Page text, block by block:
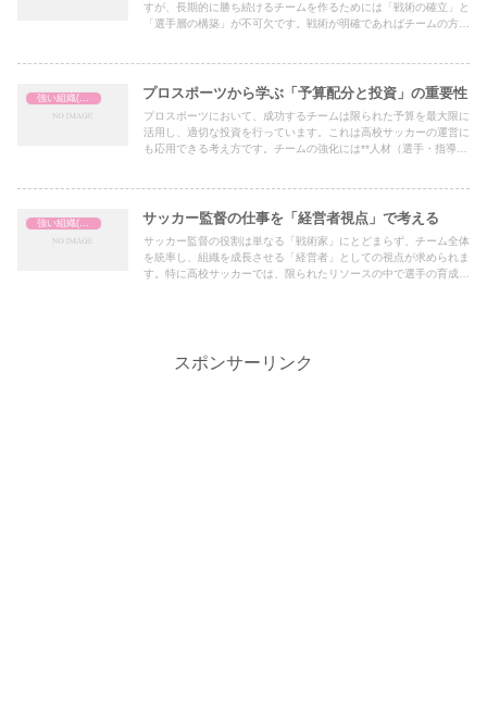
すが、長期的に勝ち続けるチームを作るためには「戦術の確立」と
「選手層の構築」が不可欠です。戦術が明確であればチームの方向
強い組織(チーム)の作り方 プロスポーツから学ぶ「予算配分と投資」の重要性
プロスポーツにおいて、成功するチームは限られた予算を最大限に
活用し、適切な投資を行っています。これは高校サッカーの運営に
も応用できる考え方です。チームの強化には**人材（選手・指導
強い組織(チーム)の作り方 サッカー監督の仕事を「経営者視点」で考える
サッカー監督の役割は単なる「戦術家」にとどまらず、チーム全体
を統率し、組織を成長させる「経営者」としての視点が求められま
す。特に高校サッカーでは、限られたリソースの中で選手の育成、
スポンサーリンク